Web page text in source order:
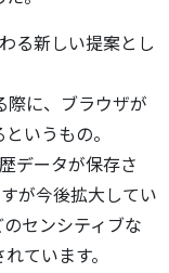
る新しい提案とし
に、ブラウザが
いうもの。
データが保存さ
が今後拡大してい
センシティブな
ています。